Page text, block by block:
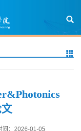
间：2026-01-05